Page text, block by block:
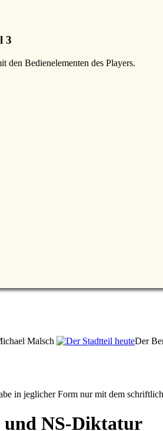
3
den Bedienelementen des Players.
Malsch
Der
in jeglicher Form nur mit dem
und NS-Diktatur